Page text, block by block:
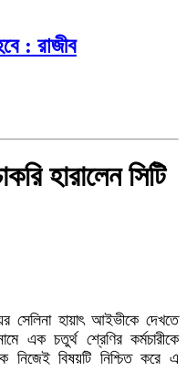
: রাজীব
হারালেন সিটি
সেলিনা হায়াৎ আইভীকে দেখতে
এক চতুর্থ শ্রেণির কর্মচারীকে
নিজেই বিষয়টি নিশ্চিত করে এ